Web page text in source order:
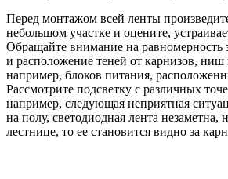
Перед монтажом всей ленты
небольшом участке и оцените,
Обращайте внимание на равномерность
и расположение теней от карнизов, ниш
например, блоков питания,
Рассмотрите подсветку с различных
например, следующая неприятная
на полу, светодиодная лента незаметна,
лестнице, то ее становится видно за